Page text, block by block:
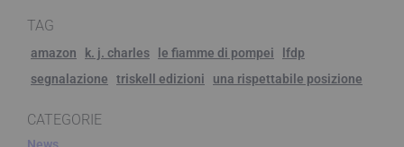
TAG
amazon k. j. charles le fiamme di pompei
lfdp
segnalazione
triskell edizioni una rispettabile posizione
CATEGORIE